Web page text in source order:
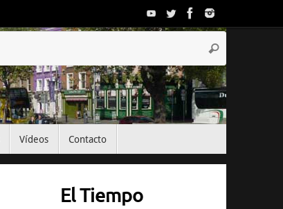
Buscar
Vídeos Contacto
El Tiempo